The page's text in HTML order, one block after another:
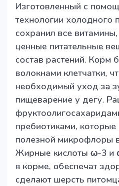
Изготовленный с
технологии холодного
сохранил все
ценные питательные
состав растений. Корм
волокнами клетчатки,
необходимый уход за
пищеварение у дегу.
пребиотиками,
полезной микрофлоры
Жирные кислоты ω-3 и
в корме, обеспечат
сделают шерсть